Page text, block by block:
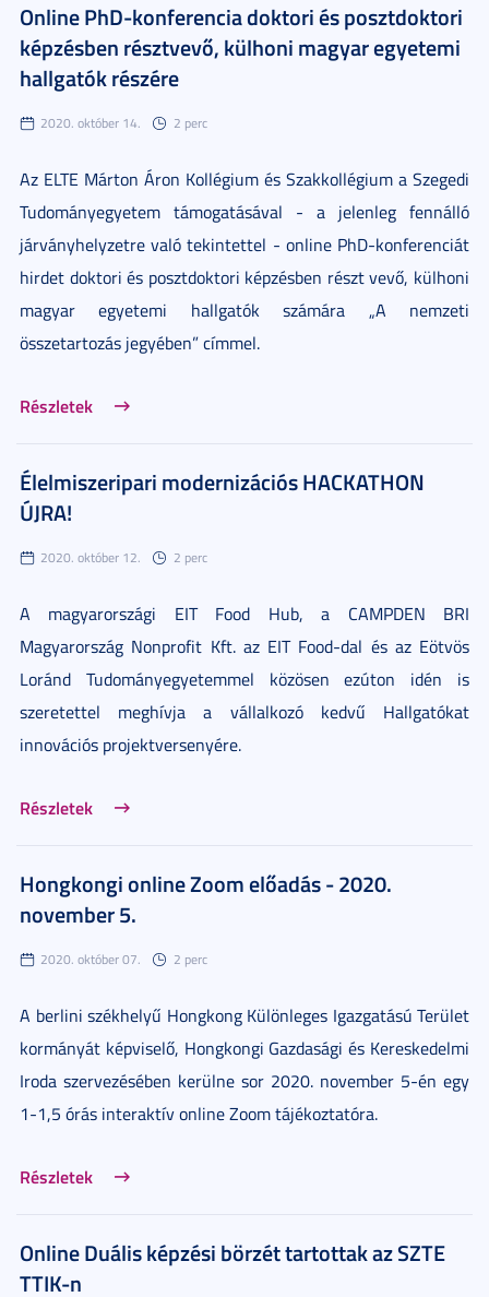
Online PhD-konferencia doktori és posztdoktori
képzésben résztvevő, külhoni magyar egyetemi
hallgatók részére
2020. október 14. 2 perc
Az ELTE Márton Áron Kollégium és Szakkollégium a Szegedi
Tudományegyetem támogatásával - a jelenleg fennálló
járványhelyzetre való tekintettel - online PhD-konferenciát
hirdet doktori és posztdoktori képzésben részt vevő, külhoni
magyar egyetemi hallgatók számára „A nemzeti
összetartozás jegyében” címmel.
Részletek
Élelmiszeripari modernizációs HACKATHON
ÚJRA!
2020. október 12. 2 perc
A magyarországi EIT Food Hub, a CAMPDEN BRI
Magyarország Nonprofit Kft. az EIT Food-dal és az Eötvös
Loránd Tudományegyetemmel közösen ezúton idén is
szeretettel meghívja a vállalkozó kedvű Hallgatókat
innovációs projektversenyére.
Részletek
Hongkongi online Zoom előadás - 2020.
november 5.
2020. október 07. 2 perc
A berlini székhelyű Hongkong Különleges Igazgatású Terület
kormányát képviselő, Hongkongi Gazdasági és Kereskedelmi
Iroda szervezésében kerülne sor 2020. november 5-én egy
1-1,5 órás interaktív online Zoom tájékoztatóra.
Részletek
Online Duális képzési börzét tartottak az SZTE
TTIK-n